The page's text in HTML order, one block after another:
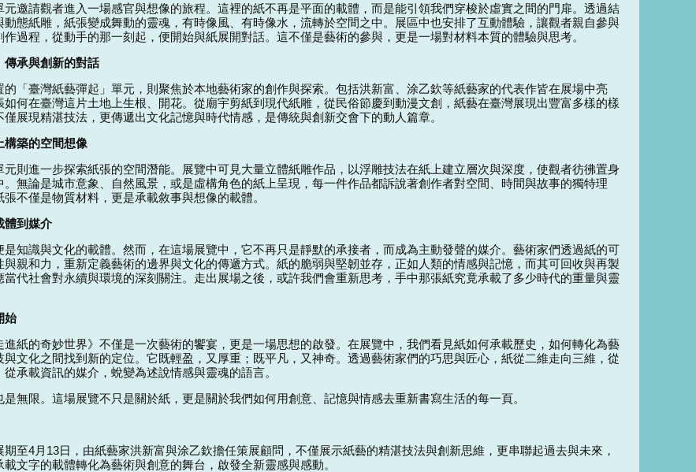
元邀請觀者進入一場感官與想像的旅程。這裡的紙不再是平面的載體，而是能引領我們穿梭於虛實之間的門扉。透過結
動態紙雕，紙張變成舞動的靈魂，有時像風、有時像水，流轉於空間之中。展區中也安排了互動體驗，讓觀者親自參與
過程，從動手的那一刻起，便開始與紙展開對話。這不僅是藝術的參與，更是一場對材料本質的體驗與思考。
傳承與創新的對話
的「臺灣紙藝彈起」單元，則聚焦於本地藝術家的創作與探索。包括洪新富、涂乙欽等紙藝家的代表作皆在展場中亮
如何在臺灣這片土地上生根、開花。從廟宇剪紙到現代紙雕，從民俗節慶到動漫文創，紙藝在臺灣展現出豐富多樣的樣
展現精湛技法，更傳遞出文化記憶與時代情感，是傳統與創新交會下的動人篇章。
構築的空間想像
元則進一步探索紙張的空間潛能。展覽中可見大量立體紙雕作品，以浮雕技法在紙上建立層次與深度，使觀者彷彿置身
。無論是城市意象、自然風景，或是虛構角色的紙上呈現，每一件作品都訴說著創作者對空間、時間與故事的獨特理
不僅是物質材料，更是承載敘事與想像的載體。
體到媒介
是知識與文化的載體。然而，在這場展覽中，它不再只是靜默的承接者，而成為主動發聲的媒介。藝術家們透過紙的可
與親和力，重新定義藝術的邊界與文化的傳遞方式。紙的脆弱與堅韌並存，正如人類的情感與記憶，而其可回收與再製
當代社會對永續與環境的深刻關注。走出展場之後，或許我們會重新思考，手中那張紙究竟承載了多少時代的重量與靈
始
進紙的奇妙世界》不僅是一次藝術的饗宴，更是一場思想的啟發。在展覽中，我們看見紙如何承載歷史，如何轉化為藝
與文化之間找到新的定位。它既輕盈，又厚重；既平凡，又神奇。透過藝術家們的巧思與匠心，紙從二維走向三維，從
承載資訊的媒介，蛻變為述說情感與靈魂的語言。
無限。這場展覽不只是關於紙，更是關於我們如何用創意、記憶與情感去重新書寫生活的每一頁。
期至4月 13日，由紙藝家洪新富與涂乙欽擔任策展顧問，不僅展示紙藝的精湛技法與創新思維，更串聯起過去與未來，
文字的載體轉化為藝術與創意的舞台，啟發全新靈感與感動。